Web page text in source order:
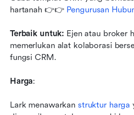
hartanah 👉👉 Pengurusan
Terbaik untuk: Ejen atau broker
memerlukan alat kolaborasi
fungsi CRM.
Harga:
Lark menawarkan struktur harga